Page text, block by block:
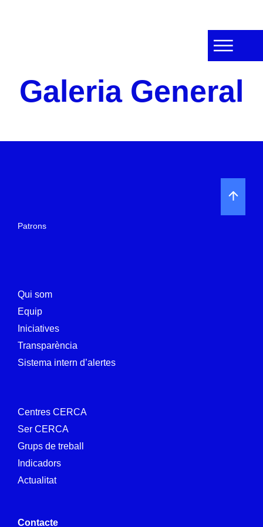
Galeria General
Patrons
Qui som
Equip
Iniciatives
Transparència
Sistema intern d’alertes
Centres CERCA
Ser CERCA
Grups de treball
Indicadors
Actualitat
Contacte